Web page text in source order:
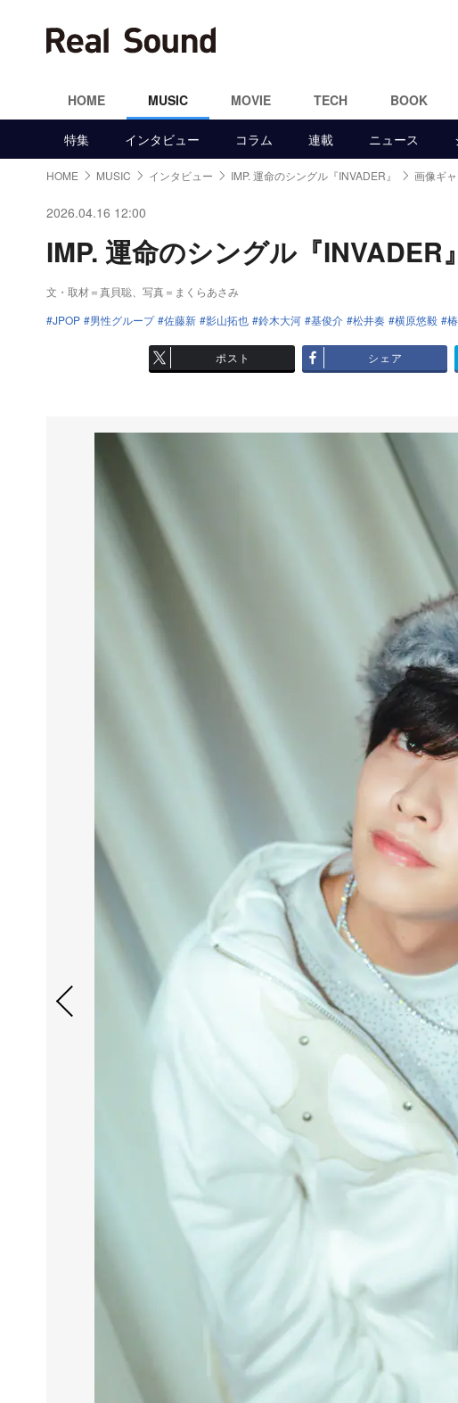
HOME MUSIC MOVIE TECH BOOK
特集 インタビュー コラム 連載 ニュース
HOME MUSIC インタビュー IMP. 運命のシングル『INVADER』 画像ギ
2026.04.16 12:00
IMP. 運命のシングル『
文・取材＝真貝聡、写真＝まくらあさみ
JPOP
男性グループ 佐藤新 影山拓也 鈴木大河 基俊介 松井奏 横原悠毅
ポスト シェア